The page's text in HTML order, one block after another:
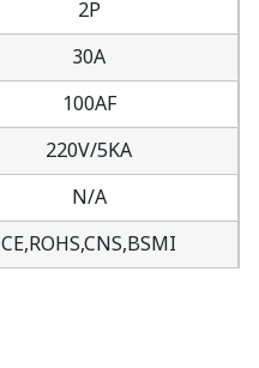
2P
30A
100AF
220V/5KA
N/A
CE,ROHS,CNS,BSMI